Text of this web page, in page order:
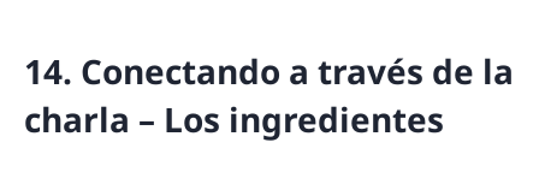
14. Conectando a través de la
charla – Los ingredientes